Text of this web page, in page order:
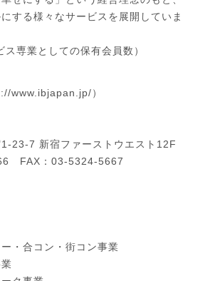
する様々なサービスを展開していま
ス専業としての保有会員数）
www.ibjapan.jp/）
23-7 新宿ファーストウエスト12F
FAX：03-5324-5667
・合コン・街コン事業